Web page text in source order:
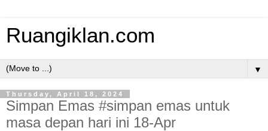
Ruangiklan.com
▼
Thursday, April 18, 2024
Simpan Emas #simpan emas untuk
masa depan hari ini 18-Apr